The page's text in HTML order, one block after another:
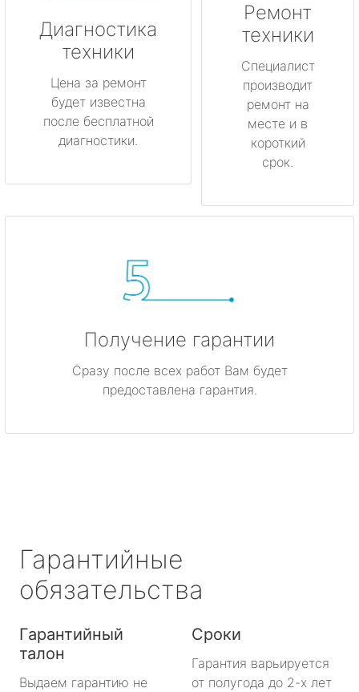
Диагностика
техники
Цена за ремонт
будет известна
после бесплатной
диагностики.
Ремонт
техники
Специалист
производит
ремонт на
месте и в
короткий
срок.
Получение гарантии
Сразу после всех работ Вам будет
предоставлена гарантия.
Гарантийные
обязательства
Гарантийный
талон
Выдаем гарантию не
Сроки
Гарантия варьируется
от полугода до 2-х лет